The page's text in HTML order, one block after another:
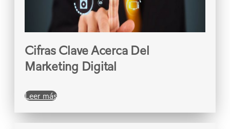
Cifras Clave Acerca Del
Marketing Digital
Leer más